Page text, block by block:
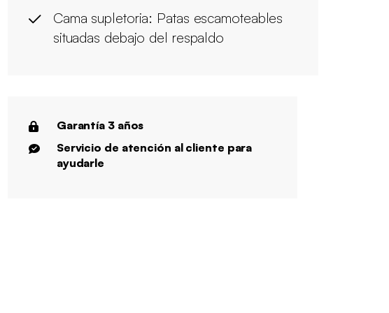
Cama supletoria: Patas escamoteables
situadas debajo del respaldo
Garantía 3 años
Servicio de atención al cliente para
ayudarle